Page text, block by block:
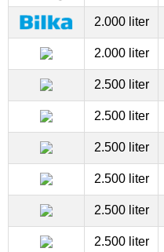
2.000 liter
2.000 liter
2.500 liter
2.500 liter
2.500 liter
2.500 liter
2.500 liter
2.500 liter